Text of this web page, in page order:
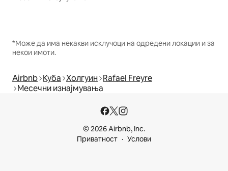
*Може да има некакви исклучоци на одредени локации и за
некои имоти.
Airbnb Куба Холгуин Rafael Freyre
Месечни изнајмувања
© 2026 Airbnb, Inc.
Приватност
Услови